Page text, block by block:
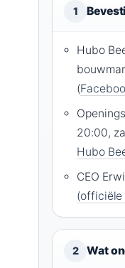
1
Hubo
(
20:00,
Hubo
CEO
2 Wat